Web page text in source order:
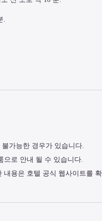
가능한 경우가 있습니다.
로 안내 될 수 있습니다.
용은 호텔 공식 웹사이트를